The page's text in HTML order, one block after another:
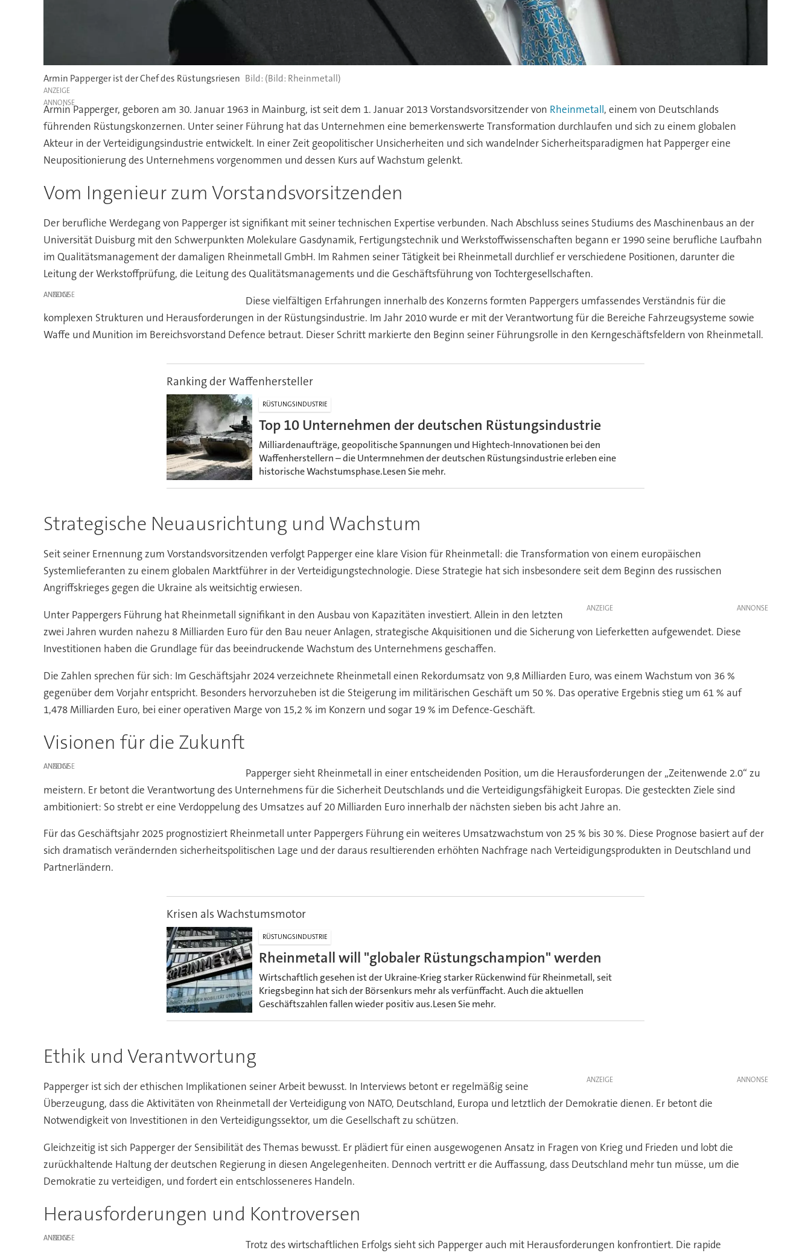
Armin Papperger ist der Chef des Rüstungsriesen (Bild: Rheinmetall)
ANZEIGE
Armin Papperger, geboren am 30. Januar 1963 in Mainburg, ist seit dem 1. Januar 2013 Vorstandsvorsitzender von Rheinmetall, einem von Deutschlands
führenden Rüstungskonzernen. Unter seiner Führung hat das Unternehmen eine bemerkenswerte Transformation durchlaufen und sich zu einem globalen
Akteur in der Verteidigungsindustrie entwickelt. In einer Zeit geopolitischer Unsicherheiten und sich wandelnder Sicherheitsparadigmen hat Papperger eine
Neupositionierung des Unternehmens vorgenommen und dessen Kurs auf Wachstum gelenkt.
Vom Ingenieur zum Vorstandsvorsitzenden
Der berufliche Werdegang von Papperger ist signifikant mit seiner technischen Expertise verbunden. Nach Abschluss seines Studiums des Maschinenbaus an der
Universität Duisburg mit den Schwerpunkten Molekulare Gasdynamik, Fertigungstechnik und Werkstoffwissenschaften begann er 1990 seine berufliche Laufbahn
im Qualitätsmanagement der damaligen Rheinmetall GmbH. Im Rahmen seiner Tätigkeit bei Rheinmetall durchlief er verschiedene Positionen, darunter die
Leitung der Werkstoffprüfung, die Leitung des Qualitätsmanagements und die Geschäftsführung von Tochtergesellschaften.
ANZEIGE
Diese vielfältigen Erfahrungen innerhalb des Konzerns formten Pappergers umfassendes Verständnis für die
komplexen Strukturen und Herausforderungen in der Rüstungsindustrie. Im Jahr 2010 wurde er mit der Verantwortung für die Bereiche Fahrzeugsysteme sowie
Waffe und Munition im Bereichsvorstand Defence betraut. Dieser Schritt markierte den Beginn seiner Führungsrolle in den Kerngeschäftsfeldern von Rheinmetall.
Ranking der Waffenhersteller
RÜSTUNGSINDUSTRIE
Top 10 Unternehmen der deutschen Rüstungsindustrie
Milliardenaufträge, geopolitische Spannungen und Hightech-Innovationen bei den
Waffenherstellern – die Untermnehmen der deutschen Rüstungsindustrie erleben eine
historische Wachstumsphase.Lesen Sie mehr.
Strategische Neuausrichtung und Wachstum
Seit seiner Ernennung zum Vorstandsvorsitzenden verfolgt Papperger eine klare Vision für Rheinmetall: die Transformation von einem europäischen
Systemlieferanten zu einem globalen Marktführer in der Verteidigungstechnologie. Diese Strategie hat sich insbesondere seit dem Beginn des russischen
Angriffskrieges gegen die Ukraine als weitsichtig erwiesen.
ANZEIGE
Unter Pappergers Führung hat Rheinmetall signifikant in den Ausbau von Kapazitäten investiert. Allein in den letzten
zwei Jahren wurden nahezu 8 Milliarden Euro für den Bau neuer Anlagen, strategische Akquisitionen und die Sicherung von Lieferketten aufgewendet. Diese
Investitionen haben die Grundlage für das beeindruckende Wachstum des Unternehmens geschaffen.
Die Zahlen sprechen für sich: Im Geschäftsjahr 2024 verzeichnete Rheinmetall einen Rekordumsatz von 9,8 Milliarden Euro, was einem Wachstum von 36 %
gegenüber dem Vorjahr entspricht. Besonders hervorzuheben ist die Steigerung im militärischen Geschäft um 50 %. Das operative Ergebnis stieg um 61 % auf
1,478 Milliarden Euro, bei einer operativen Marge von 15,2 % im Konzern und sogar 19 % im Defence-Geschäft.
Visionen für die Zukunft
ANZEIGE
Papperger sieht Rheinmetall in einer entscheidenden Position, um die Herausforderungen der „Zeitenwende 2.0“ zu
meistern. Er betont die Verantwortung des Unternehmens für die Sicherheit Deutschlands und die Verteidigungsfähigkeit Europas. Die gesteckten Ziele sind
ambitioniert: So strebt er eine Verdoppelung des Umsatzes auf 20 Milliarden Euro innerhalb der nächsten sieben bis acht Jahre an.
Für das Geschäftsjahr 2025 prognostiziert Rheinmetall unter Pappergers Führung ein weiteres Umsatzwachstum von 25 % bis 30 %. Diese Prognose basiert auf der
sich dramatisch verändernden sicherheitspolitischen Lage und der daraus resultierenden erhöhten Nachfrage nach Verteidigungsprodukten in Deutschland und
Partnerländern.
Krisen als Wachstumsmotor
RÜSTUNGSINDUSTRIE
Rheinmetall will "globaler Rüstungschampion" werden
Wirtschaftlich gesehen ist der Ukraine-Krieg starker Rückenwind für Rheinmetall, seit
Kriegsbeginn hat sich der Börsenkurs mehr als verfünffacht. Auch die aktuellen
Geschäftszahlen fallen wieder positiv aus.Lesen Sie mehr.
Ethik und Verantwortung
ANZEIGE
Papperger ist sich der ethischen Implikationen seiner Arbeit bewusst. In Interviews betont er regelmäßig seine
Überzeugung, dass die Aktivitäten von Rheinmetall der Verteidigung von NATO, Deutschland, Europa und letztlich der Demokratie dienen. Er betont die
Notwendigkeit von Investitionen in den Verteidigungssektor, um die Gesellschaft zu schützen.
Gleichzeitig ist sich Papperger der Sensibilität des Themas bewusst. Er plädiert für einen ausgewogenen Ansatz in Fragen von Krieg und Frieden und lobt die
zurückhaltende Haltung der deutschen Regierung in diesen Angelegenheiten. Dennoch vertritt er die Auffassung, dass Deutschland mehr tun müsse, um die
Demokratie zu verteidigen, und fordert ein entschlosseneres Handeln.
Herausforderungen und Kontroversen
ANZEIGE Trotz des wirtschaftlichen Erfolgs sieht sich Papperger auch mit Herausforderungen konfrontiert. Die rapide